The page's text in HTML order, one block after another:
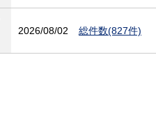
2026/08/02 総件数(827件)